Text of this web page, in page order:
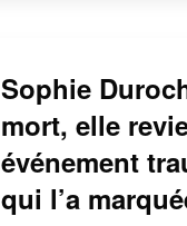
Sophie
mort, elle
événement
qui l’a